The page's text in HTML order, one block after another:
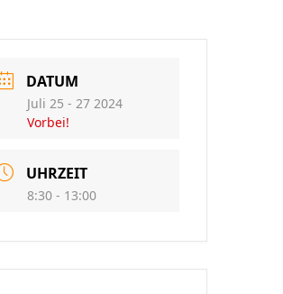
DATUM
Juli 25 - 27 2024
Vorbei!
UHRZEIT
8:30 - 13:00